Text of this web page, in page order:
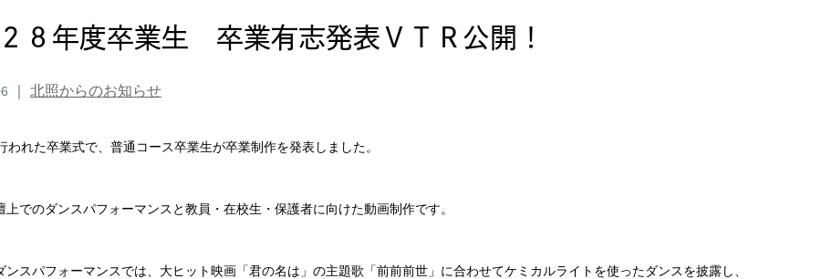
８年度卒業生 卒業有志発表ＶＴＲ公開！
北照からのお知らせ
われた卒業式で、普通コース卒業生が卒業制作を発表しました。
上でのダンスパフォーマンスと教員・在校生・保護者に向けた動画制作です。
ンスパフォーマンスでは、大ヒット映画「君の名は」の主題歌「前前前世」に合わせてケミカルライトを使ったダンスを披露し、